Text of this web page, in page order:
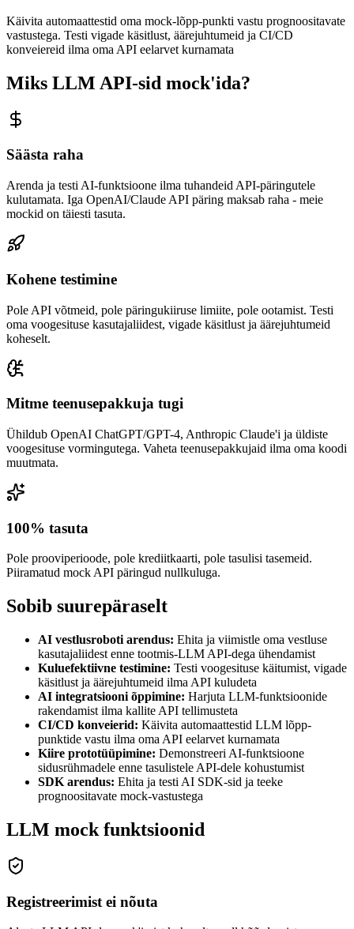
Käivita automaattestid oma mock-lõpp-punkti vastu prognoositavate
vastustega. Testi vigade käsitlust, äärejuhtumeid ja CI/CD
konveiereid ilma oma API eelarvet kurnamata
Miks LLM API-sid mock'ida?
Säästa raha
Arenda ja testi AI-funktsioone ilma tuhandeid API-päringutele
kulutamata. Iga OpenAI/Claude API päring maksab raha - meie
mockid on täiesti tasuta.
Kohene testimine
Pole API võtmeid, pole päringukiiruse limiite, pole ootamist. Testi
oma voogesituse kasutajaliidest, vigade käsitlust ja äärejuhtumeid
koheselt.
Mitme teenusepakkuja tugi
Ühildub OpenAI ChatGPT/GPT-4, Anthropic Claude'i ja üldiste
voogesituse vormingutega. Vaheta teenusepakkujaid ilma oma koodi
muutmata.
100% tasuta
Pole prooviperioode, pole krediitkaarti, pole tasulisi tasemeid.
Piiramatud mock API päringud nullkuluga.
Sobib suurepäraselt
AI vestlusroboti arendus: Ehita ja viimistle oma vestluse
kasutajaliidest enne tootmis-LLM API-dega ühendamist
Kuluefektiivne testimine: Testi voogesituse käitumist, vigade
käsitlust ja äärejuhtumeid ilma API kuludeta
AI integratsiooni õppimine: Harjuta LLM-funktsioonide
rakendamist ilma kallite API tellimusteta
CI/CD konveierid: Käivita automaattestid LLM lõpp-
punktide vastu ilma oma API eelarvet kurnamata
Kiire prototüüpimine: Demonstreeri AI-funktsioone
sidusrühmadele enne tasulistele API-dele kohustumist
SDK arendus: Ehita ja testi AI SDK-sid ja teeke
prognoositavate mock-vastustega
LLM mock funktsioonid
Registreerimist ei nõuta